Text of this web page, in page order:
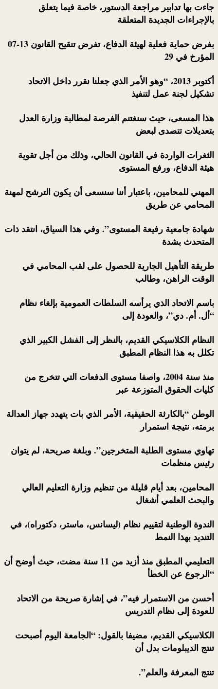
جاءت بها تدابير مراجعة الدستور، خاصة فيما يتعلق
بالإجراءات الجديدة المتعلقة
بفرض حماية فعلية لهيئة الدفاع، تفرض تنقيح القانون 13-07
المؤرخ في 29
أكتوبر 2013، “وهو الأمر الذي جعلنا نقرر داخل الاتحاد
تشكيل لجنة عمل لتنفيذ
هذا المسعى، حيث سنغتنم الفرصة لمطالبة وزارة العدل
بتعديلات تتصدى لبعض
الثغرات الواردة في القانون الحالي، وذلك من أجل تقوية
هيئة الدفاع، ورفع المستوى
المهني للمحامين، باعتبار أننا سنسعى أن يكون الترشح لمهنة
المحامي عن طريق
شهادة جامعية رفيعة المستوى”. وفي هذا السياق، انتقد ذات
المتحدث بشدة
طريقة التأهيل الجارية للحصول على لقب المحامي في
الوقت الراهن، وطالب
باسم الاتحاد الذي يرأسه السلطات العمومية بإلغاء نظام
“أل. أم. دي”، والعودة إلى
النظام الكلاسيكي القديم، بالنظر إلى الفشل الكبير الذي
تكلل به هذا النظام المطبق
منذ سنة 2004، واصفا مستوى الدفعات التي تتخرج من
كليات الحقوق المتوزعة عبر
الوطن “بالكارثة الحقيقية، الأمر الذي بات يتهدد جهاز العدالة
برمته، نتيجة استمرار
تهاوي مستوى الطلبة المتخرجين”. وبلغة صريحة، لم يتوان
رئيس منظمات
المحامين، بعد أيام قليلة من تنظيم وزارة التعليم العالي
والبحث العلمي أشغال
الندوة الوطنية لتقييم نظام (ليسانس، ماستر، دكتوراه)، في
التنديد بهذا النمط
التعليمي المطبق منذ أزيد من 11 سنة مضت، حيث أوضح أن
“الرجوع عن الخطأ
أحسن من الاستمرار فيه”، في إشارة صريحة من الاتحاد
للعودة إلى نظام التدريس
الكلاسيكي القديم، مضيفا بالقول: “الجامعة اليوم أصبحت
تنتج الديبلومات بدل أن
تنتج المعرفة والعلم”.